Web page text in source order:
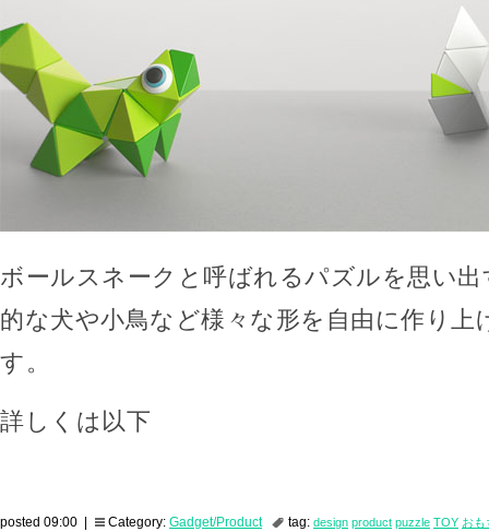
ボールスネークと呼ばれるパズルを思い
的な犬や小鳥など様々な形を自由に作り上
す。
詳しくは以下
posted 09:00 | Category: Gadget/Product tag: design product puzzle TOY おも